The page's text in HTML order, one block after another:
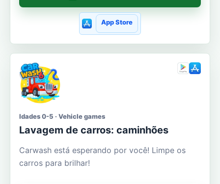
App Store
Idades 0-5 · Vehicle games
Lavagem de carros: caminhões
Carwash está esperando por você! Limpe os
carros para brilhar!